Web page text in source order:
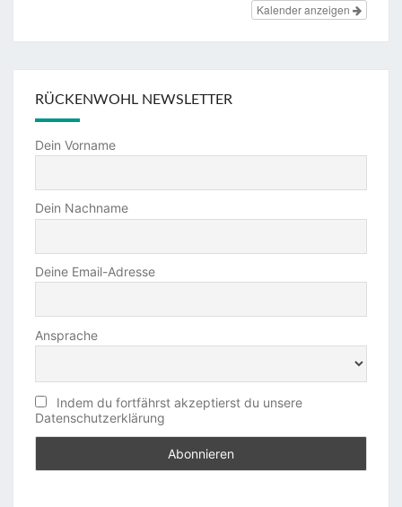
Kalender anzeigen
RÜCKENWOHL NEWSLETTER
Dein Vorname
Dein Nachname
Deine Email-Adresse
Ansprache
Indem du fortfährst akzeptierst du unsere
Datenschutzerklärung